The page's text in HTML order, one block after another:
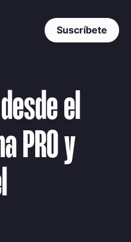
Suscríbete
el
PRO y